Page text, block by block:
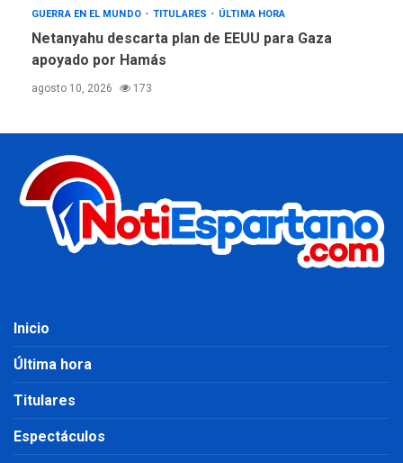
GUERRA EN EL MUNDO TITULARES ÚLTIMA HORA
Netanyahu descarta plan de EEUU para Gaza
apoyado por Hamás
agosto 10, 2026 173
Inicio
Última hora
Titulares
Espectáculos